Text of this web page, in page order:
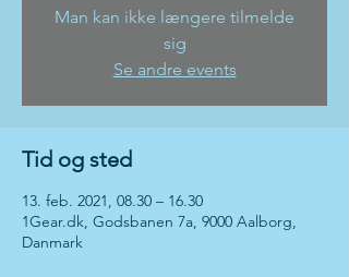
Man kan ikke længere tilmelde
sig
Se andre events
Tid og sted
13. feb. 2021, 08.30 – 16.30
1Gear.dk, Godsbanen 7a, 9000 Aalborg,
Danmark